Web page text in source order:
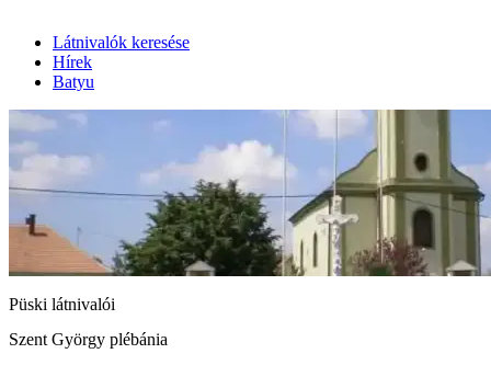
Látnivalók keresése
Hírek
Batyu
Püski látnivalói
Szent György plébánia